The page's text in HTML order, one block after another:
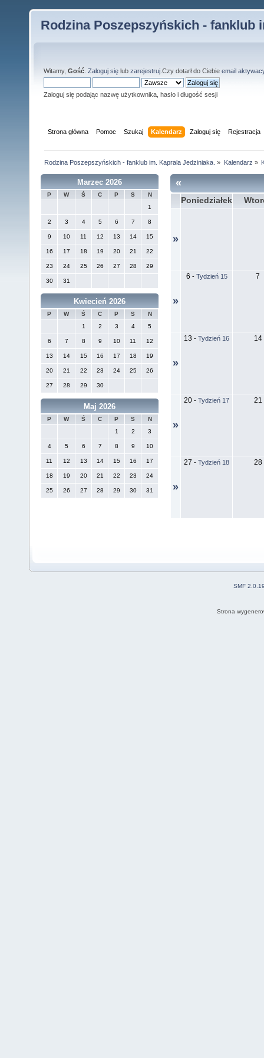
Rodzina Poszepszyńskich - fanklub
Witamy, Gość Zaloguj się lub zarejestruj .Czy dotarł do Ciebie email
Zaloguj się podając nazwę użytkownika, hasło i długość sesji
Strona główna Pomoc Szukaj Kalendarz Zaloguj się Rejestracja
Rodzina Poszepszyńskich - fanklub im. Kaprala Jedziniaka. » Kalendarz »
Marzec 2026
P W Ś C P S
N
1
2 3 4 5 6 7 8
9 10 11 12 13 14 15
16 17 18 19 20 21 22
23 24 25 26 27 28 29
30 31
Kwiecień 2026
P W Ś C P S
N
1
2 3 4 5
6 7 8 9 10 11 12
13 14 15 16 17 18 19
20 21 22 23 24 25 26
27 28 29 30
Maj 2026
P W Ś C P S
N
1
2 3
4 5 6 7 8 9 10
11 12 13 14 15 16 17
18 19 20 21 22 23 24
25 26 27 28 29 30 31
«
Poniedziałek
»
»
6 - Tydzień 15 7
»
13 - Tydzień 16 14
»
20 - Tydzień 17 21
»
27 - Tydzień 18 28
SMF
Strona